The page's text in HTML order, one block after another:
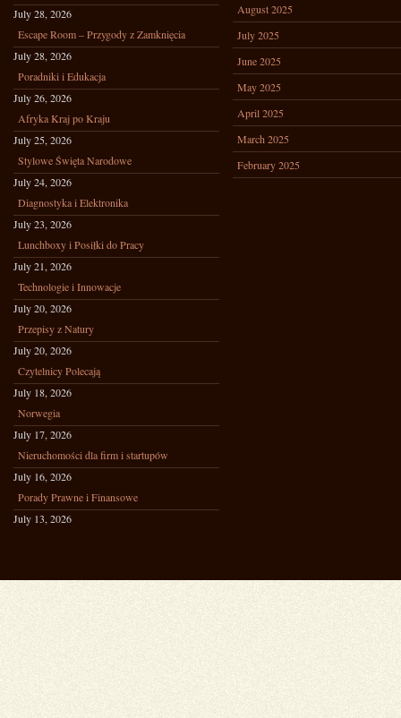
July 28, 2026
Escape Room – Przygody z Zamknięcia
July 28, 2026
Poradniki i Edukacja
July 26, 2026
Afryka Kraj po Kraju
July 25, 2026
Stylowe Święta Narodowe
July 24, 2026
Diagnostyka i Elektronika
July 23, 2026
Lunchboxy i Posiłki do Pracy
July 21, 2026
Technologie i Innowacje
July 20, 2026
Przepisy z Natury
July 20, 2026
Czytelnicy Polecają
July 18, 2026
Norwegia
July 17, 2026
Nieruchomości dla firm i startupów
July 16, 2026
Porady Prawne i Finansowe
July 13, 2026
August 2025
July 2025
June 2025
May 2025
April 2025
March 2025
February 2025